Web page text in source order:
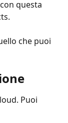
questa
che puoi
Puoi